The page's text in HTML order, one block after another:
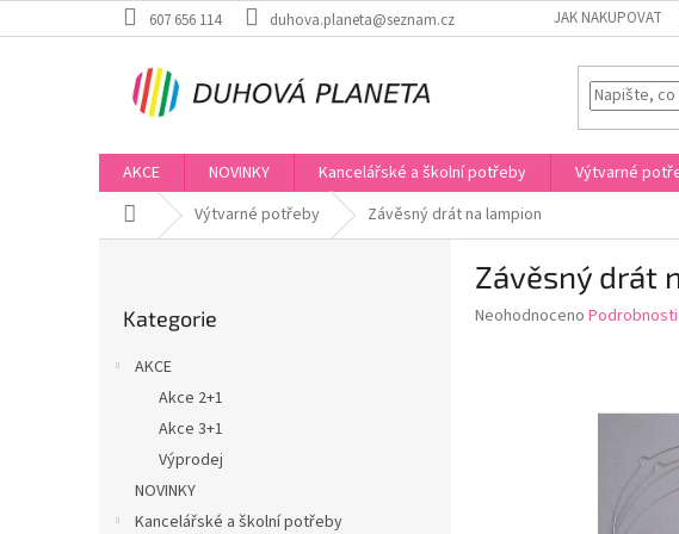
na
607 656 114 duhova.planeta@seznam.cz JAK NAKUPOVAT
AKCE NOVINKY Kancelářské a školní potřeby Výtvarné
Domů Výtvarné potřeby Závěsný drát na lampion
kategorie
Kategorie
AKCE
Akce 2+1
Akce 3+1
Výprodej
NOVINKY
Kancelářské a školní potřeby
Závěsný drát
Průměrné
Neohodnoceno